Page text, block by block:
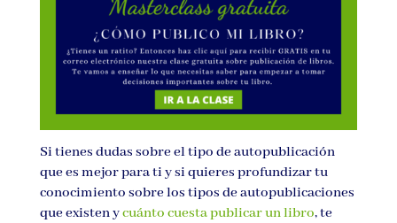
Si tienes dudas sobre el tipo de autopublicación
que es mejor para ti y si quieres profundizar tu
conocimiento sobre los tipos de autopublicaciones
que existen ycuánto cuesta publicar un libro, te